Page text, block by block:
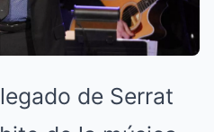
de Serrat